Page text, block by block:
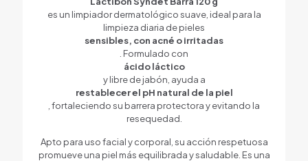
es un limpiador dermatológico suave, ideal para la
limpieza diaria de pieles
sensibles, con acné o irritadas
. Formulado con
ácido láctico
y libre de jabón, ayuda a
restablecer el pH natural de la piel
, fortaleciendo su barrera protectora y evitando la
resequedad.
Apto para uso facial y corporal, su acción respetuosa
promueve una piel más equilibrada y saludable. Es una